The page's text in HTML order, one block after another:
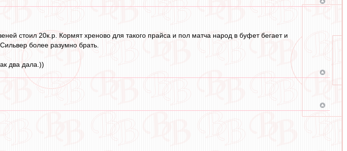
стоил 20к.р. Кормят хреново для такого прайса и пол матча народ в буфет бегает и
более разумно брать.
два дала.))